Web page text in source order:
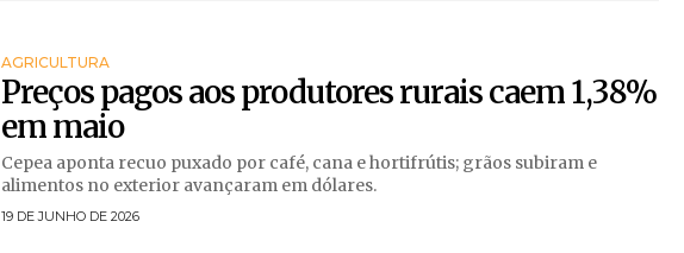
AGRICULTURA
Preços pagos aos produtores rurais caem 1,38%
em maio
Cepea aponta recuo puxado por café, cana e hortifrútis; grãos subiram e
alimentos no exterior avançaram em dólares.
19 DE JUNHO DE 2026